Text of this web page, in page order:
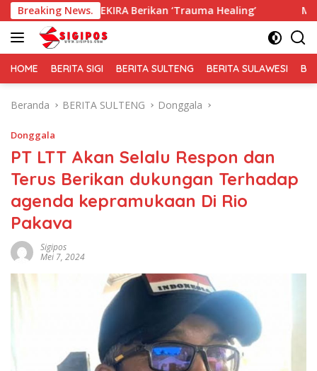
Langsung
ke
konten
Breaking News.
Berikan ‘Trauma Healing’ Membaur Tanpa
HOME BERITA SIGI BERITA SULTENG BERITA SULAWESI
Beranda BERITA SULTENG Donggala
Donggala
PT LTT Akan Selalu Respon dan
Terus Berikan dukungan Terhadap
agenda kepramukaan Di Rio
Pakava
Sigipos
Mei 7, 2024